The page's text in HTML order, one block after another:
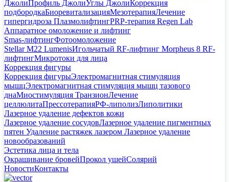
ДжолиПрофиль ДжолиУглы ДжолиКоррекция
подбородкаБиоревитализацияМезотерапияЛечение
гипергидроза ПлазмолифтингPRP-терапия Regen Lab
Аппаратное омоложение и лифтинг
Smas-лифтингФотоомоложение
Stellar M22 LumenisИгольчатый RF-лифтинг Morpheus 8 RF-
лифтингМикротоки для лица
Коррекция фигуры
Коррекция фигурыЭлектромагнитная стимуляция
мышцЭлектромагнитная стимуляция мышц тазового
днаМиостимуляция ТранзионЛечение
целлюлитаПрессотерапияРФ-липолизЛиполитики
Лазерное удаление дефектов кожи
Лазерное удаление сосудовЛазерное удаление пигментных
пятен Удаление растяжек лазером Лазерное удаление
новообразований
Эстетика лица и тела
Окрашивание бровейПрокол ушейСолярий
НовостиКонтакты